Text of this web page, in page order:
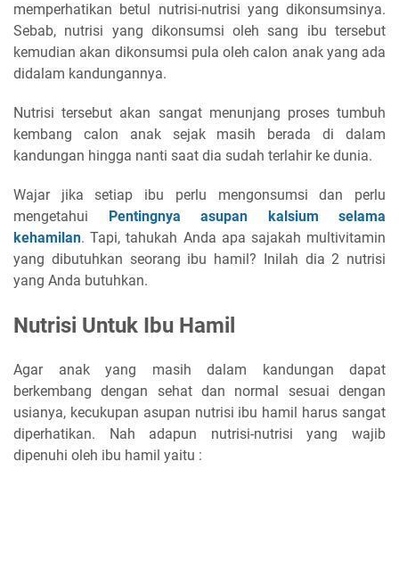
memperhatikan betul nutrisi-nutrisi yang dikonsumsinya.
Sebab, nutrisi yang dikonsumsi oleh sang ibu tersebut
kemudian akan dikonsumsi pula oleh calon anak yang ada
didalam kandungannya.
Nutrisi tersebut akan sangat menunjang proses tumbuh
kembang calon anak sejak masih berada di dalam
kandungan hingga nanti saat dia sudah terlahir ke dunia.
Wajar jika setiap ibu perlu mengonsumsi dan perlu
mengetahui Pentingnya asupan kalsium selama
kehamilan. Tapi, tahukah Anda apa sajakah multivitamin
yang dibutuhkan seorang ibu hamil? Inilah dia 2 nutrisi
yang Anda butuhkan.
Nutrisi Untuk Ibu Hamil
Agar anak yang masih dalam kandungan dapat
berkembang dengan sehat dan normal sesuai dengan
usianya, kecukupan asupan nutrisi ibu hamil harus sangat
diperhatikan. Nah adapun nutrisi-nutrisi yang wajib
dipenuhi oleh ibu hamil yaitu :